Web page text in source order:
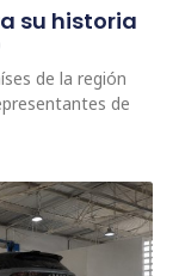
su historia
de la región
de